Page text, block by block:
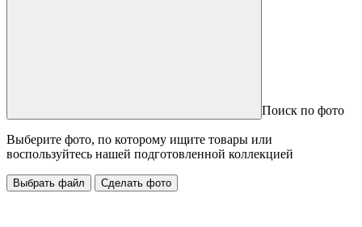
Поиск по фото
Выберите фото, по которому ищите товары или
воспользуйтесь нашей подготовленной коллекцией
Выбрать файл Сделать фото